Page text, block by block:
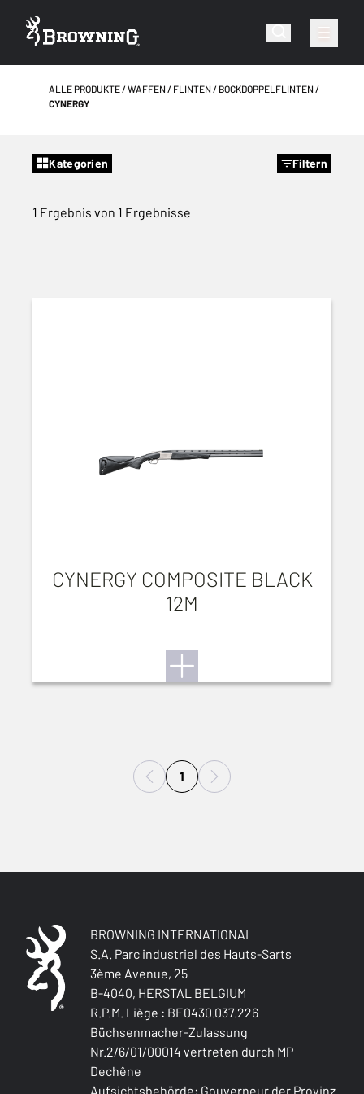
ALLE PRODUKTE WAFFEN FLINTEN
BOCKDOPPELFLINTEN
CYNERGY
Kategorien Filtern
1 Ergebnis von 1 Ergebnisse
CYNERGY COMPOSITE BLACK
12M
1
BROWNING INTERNATIONAL
S.A. Parc industriel des Hauts-Sarts
3ème Avenue, 25
B-4040, HERSTAL BELGIUM
R.P.M. Liège : BE0430.037.226
Büchsenmacher-Zulassung
Nr.2/6/01/00014 vertreten durch MP
Dechêne
Aufsichtsbehörde: Gouverneur der Provinz